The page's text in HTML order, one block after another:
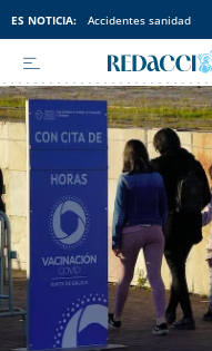
ES NOTICIA: Accidentes sanidad